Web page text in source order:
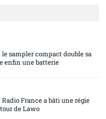
le sampler compact double sa
enfin une batterie
Radio France a bâti une régie
de Lawo